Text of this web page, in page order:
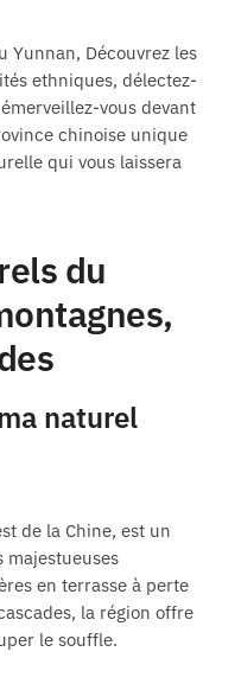
Yunnan, Découvrez les
ethniques, délectez-
vous devant
chinoise unique
qui vous laissera
du
naturel
de la Chine, est un
majestueuses
en terrasse à perte
la région offre
le souffle.